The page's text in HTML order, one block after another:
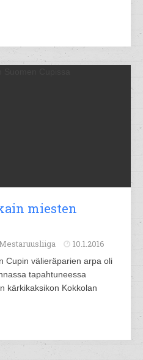
miesten
10.1.2016
Cupin välieräparien arpa oli
tapahtuneessa
kärkikaksikon Kokkolan